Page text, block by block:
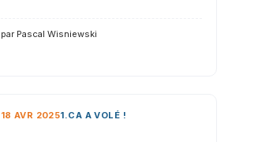
par Pascal Wisniewski
18 AVR 20251.CA A VOLÉ !